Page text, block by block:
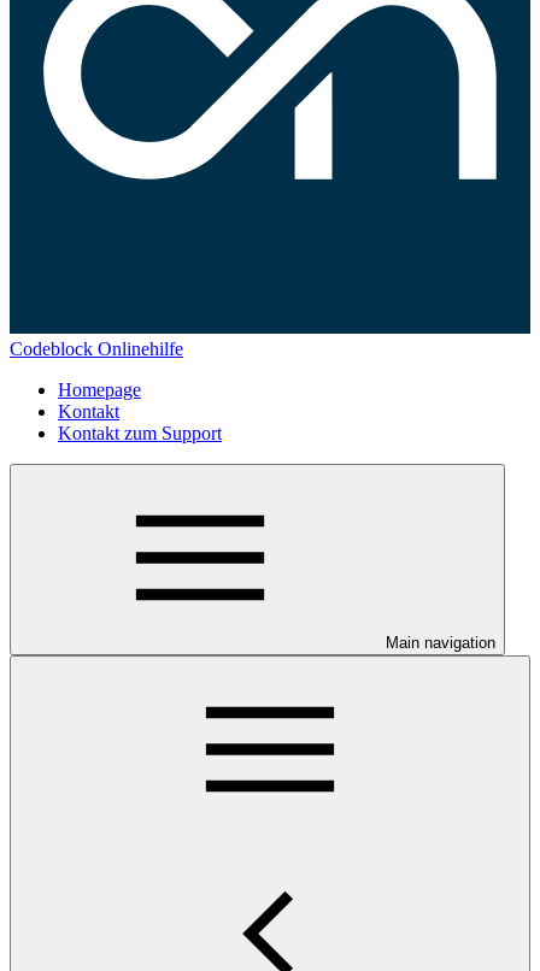
Codeblock Onlinehilfe
Homepage
Kontakt
Kontakt zum Support
Main navigation